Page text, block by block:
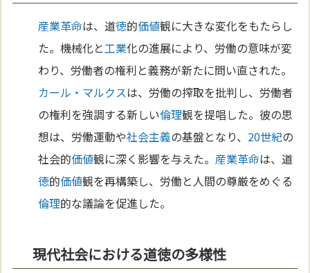
産業革命は、道徳的価値観に大きな変化をもたらし
た。機械化と工業化の進展により、労働の意味が変
わり、労働者の権利と義務が新たに問い直された。
カール・マルクスは、労働の搾取を批判し、労働者
の権利を強調する新しい倫理観を提唱した。彼の思
想は、労働運動や社会主義の基盤となり、 20世紀の
社会的価値観に深く影響を与えた。産業革命は、道
徳的価値観を再構築し、労働と人間の尊厳をめぐる
倫理的な議論を促進した。
現代社会における道徳の多様性